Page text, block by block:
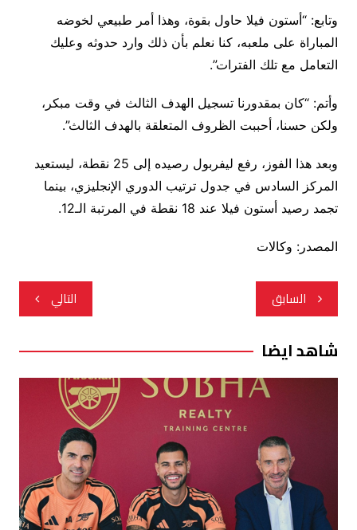
وتابع: “أستون فيلا حاول بقوة، وهذا أمر طبيعي لخوضه
المباراة على ملعبه، كنا نعلم بأن ذلك وارد حدوثه وعليك
التعامل مع تلك الفترات”.
وأتم: “كان بمقدورنا تسجيل الهدف الثالث في وقت مبكر،
ولكن حسنا، أحببت الظروف المتعلقة بالهدف الثالث”.
وبعد هذا الفوز، رفع ليفربول رصيده إلى 25 نقطة، ليستعيد
المركز السادس في جدول ترتيب الدوري الإنجليزي، بينما
تجمد رصيد أستون فيلا عند 18 نقطة في المرتبة الـ12.
المصدر: وكالات
تصفّح
المقالات
السابق التالي
شاهد ايضا